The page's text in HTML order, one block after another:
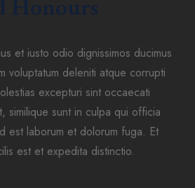
et iusto odio dignissimos ducimus
voluptatum deleniti atque corrupti
excepturi sint occaecati
similique sunt in culpa qui officia
est laborum et dolorum fuga. Et
est et expedita distinctio.